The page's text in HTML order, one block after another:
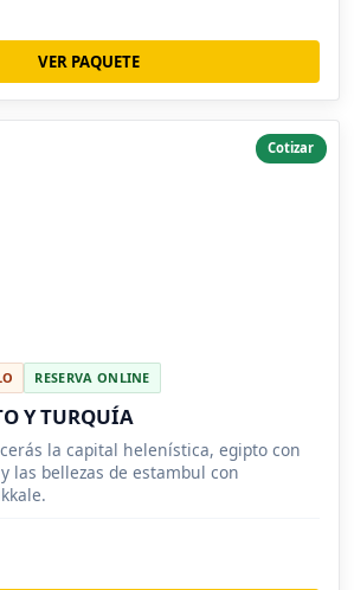
VER PAQUETE
Cotizar
RESERVA ONLINE
Y TURQUÍA
la capital helenística, egipto con
las bellezas de estambul con